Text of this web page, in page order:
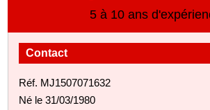
5 à 10 ans
Contact
Réf. MJ1507071632
Né le 31/03/1980